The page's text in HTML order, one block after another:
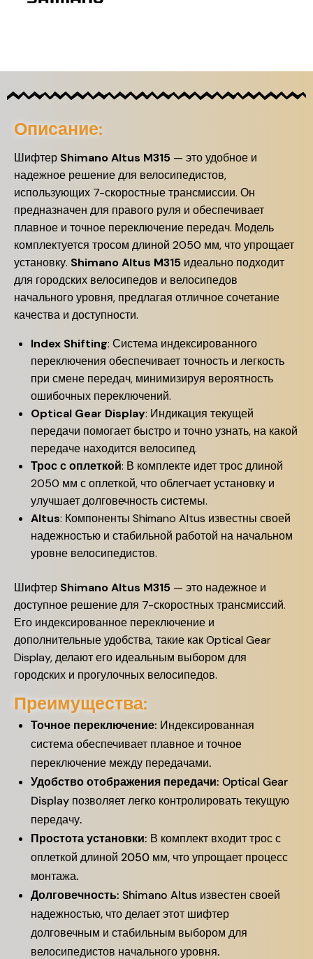
Описание:
Шифтер Shimano Altus M315 — это удобное и
надежное решение для велосипедистов,
использующих 7-скоростные трансмиссии. Он
предназначен для правого руля и обеспечивает
плавное и точное переключение передач. Модель
комплектуется тросом длиной 2050 мм, что упрощает
установку. Shimano Altus M315 идеально подходит
для городских велосипедов и велосипедов
начального уровня, предлагая отличное сочетание
качества и доступности.
Index Shifting: Система индексированного
переключения обеспечивает точность и легкость
при смене передач, минимизируя вероятность
ошибочных переключений.
Optical Gear Display: Индикация текущей
передачи помогает быстро и точно узнать, на какой
передаче находится велосипед.
Трос с оплеткой: В комплекте идет трос длиной
2050 мм с оплеткой, что облегчает установку и
улучшает долговечность системы.
Altus: Компоненты Shimano Altus известны своей
надежностью и стабильной работой на начальном
уровне велосипедистов.
Шифтер Shimano Altus M315 — это надежное и
доступное решение для 7-скоростных трансмиссий.
Его индексированное переключение и
дополнительные удобства, такие как Optical Gear
Display, делают его идеальным выбором для
городских и прогулочных велосипедов.
Преимущества:
Точное переключение: Индексированная
система обеспечивает плавное и точное
переключение между передачами.
Удобство отображения передачи: Optical Gear
Display позволяет легко контролировать текущую
передачу.
Простота установки: В комплект входит трос с
оплеткой длиной 2050 мм, что упрощает процесс
монтажа.
Долговечность: Shimano Altus известен своей
надежностью, что делает этот шифтер
долговечным и стабильным выбором для
велосипедистов начального уровня.